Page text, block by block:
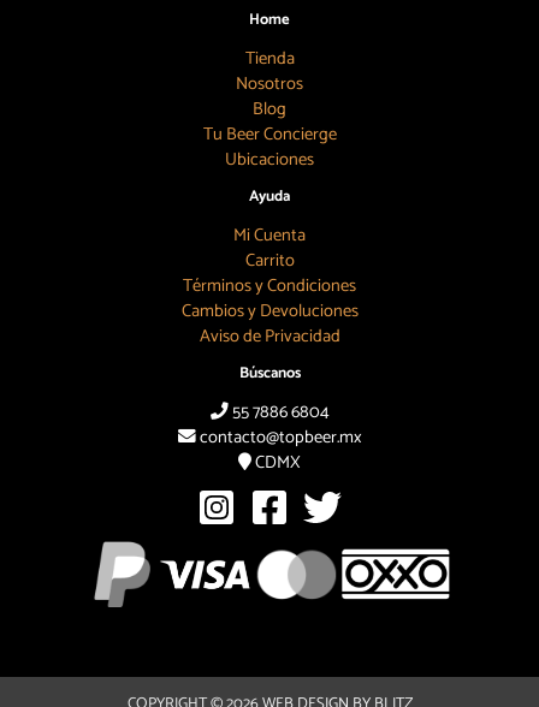
Home
Tienda
Nosotros
Blog
Tu Beer Concierge
Ubicaciones
Ayuda
Mi Cuenta
Carrito
Términos y Condiciones
Cambios y Devoluciones
Aviso de Privacidad
Búscanos
55 7886 6804
contacto@topbeer.mx
CDMX